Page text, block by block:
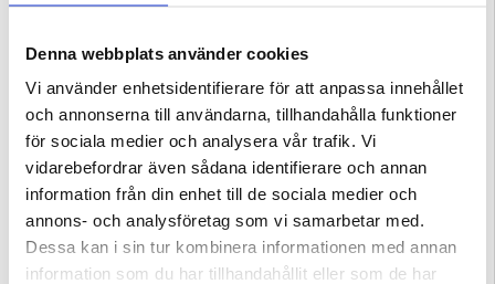
Denna webbplats använder cookies
Vi använder enhetsidentifierare för att anpassa innehållet
och annonserna till användarna, tillhandahålla funktioner
för sociala medier och analysera vår trafik. Vi
vidarebefordrar även sådana identifierare och annan
information från din enhet till de sociala medier och
annons- och analysföretag som vi samarbetar med.
Dessa kan i sin tur kombinera informationen med annan
information som du har tillhandahållit eller som de har
- Väsentligt mångsidigt skydd till Samsung Galaxy S24 FE
stängt
- Precisa utskärningar som håller portar och knappar funktionella
- Smart design som möjliggör handsfree-stativ
Kompatibilitet:
Samsung Galaxy S24 FE
Förpackning:
Bulk
EAN: 5714122495389